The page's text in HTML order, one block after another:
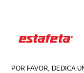
POR FAVOR, DEDICA